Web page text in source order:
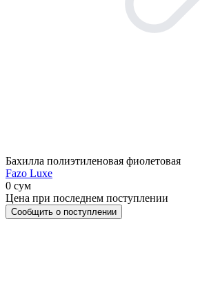
Бахилла полиэтиленовая фиолетовая
Fazo Luxe
0 сум
Цена при последнем поступлении
Сообщить о поступлении